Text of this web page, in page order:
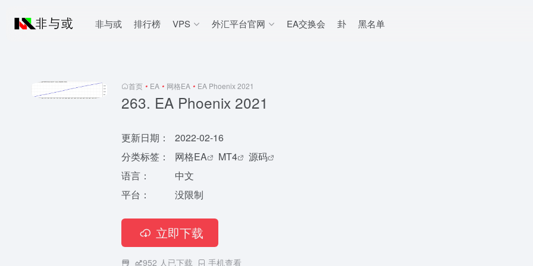
非与或 排行榜 VPS 外汇平台官网 EA交换会 卦 黑名单
首页 • EA • 网格EA • EA Phoenix 2021
263. EA Phoenix 2021
更新日期：
2022-02-16
分类标签：
网格EA MT4
源码
语言：
中文
平台：
没限制
立即下载
952 人已下载 手机查看